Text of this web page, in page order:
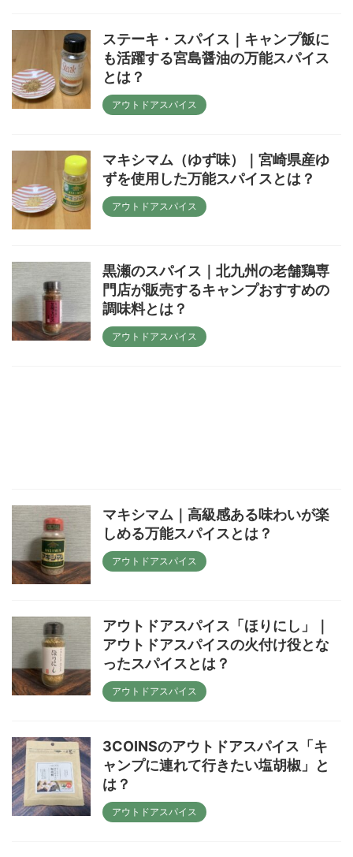
ステーキ・スパイス｜キャンプ飯に
も活躍する宮島醤油の万能スパイス
とは？
アウトドアスパイス
マキシマム（ゆず味）｜宮崎県産ゆ
ずを使用した万能スパイスとは？
アウトドアスパイス
黒瀬のスパイス｜北九州の老舗鶏専
門店が販売するキャンプおすすめの
調味料とは？
アウトドアスパイス
マキシマム｜高級感ある味わいが楽
しめる万能スパイスとは？
アウトドアスパイス
アウトドアスパイス「ほりにし」｜
アウトドアスパイスの火付け役とな
ったスパイスとは？
アウトドアスパイス
3COINSのアウトドアスパイス「キ
ャンプに連れて行きたい塩胡椒」と
は？
アウトドアスパイス